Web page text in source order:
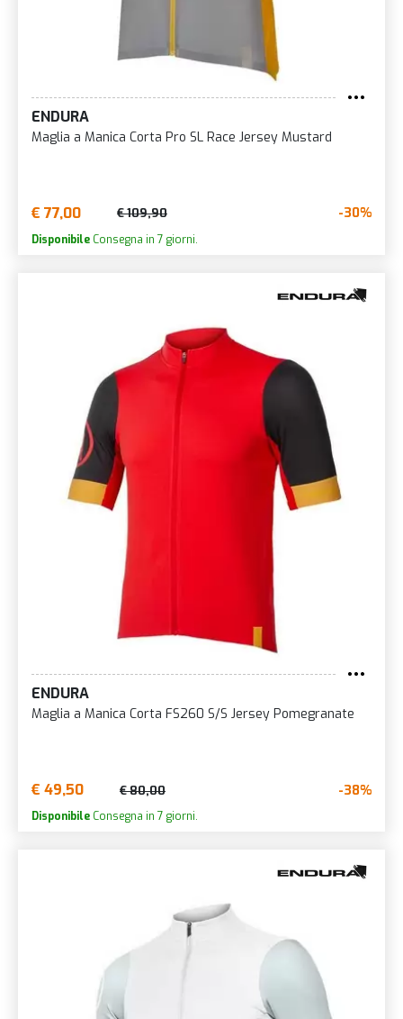
ENDURA
Maglia a Manica Corta Pro SL Race Jersey Mustard
€ 77,00 € 109,90 -30%
Disponibile Consegna in 7 giorni.
ENDURA
Maglia a Manica Corta FS260 S/S Jersey Pomegranate
€ 49,50 € 80,00 -38%
Disponibile Consegna in 7 giorni.